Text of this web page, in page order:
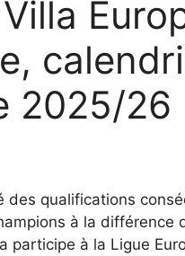
2025/26
des qualifications
à la différence
participe à la Ligue